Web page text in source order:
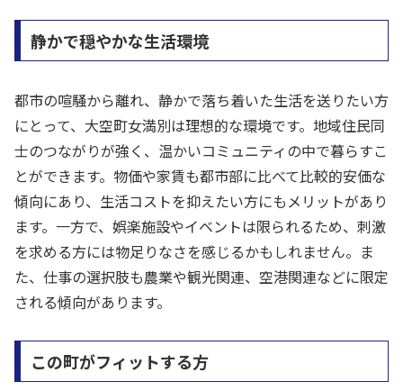
静かで穏やかな生活環境
都市の喧騒から離れ、静かで落ち着いた生活を送りたい方
にとって、大空町女満別は理想的な環境です。地域住民同
士のつながりが強く、温かいコミュニティの中で暮らすこ
とができます。物価や家賃も都市部に比べて比較的安価な
傾向にあり、生活コストを抑えたい方にもメリットがあり
ます。一方で、娯楽施設やイベントは限られるため、刺激
を求める方には物足りなさを感じるかもしれません。ま
た、仕事の選択肢も農業や観光関連、空港関連などに限定
される傾向があります。
この町がフィットする方